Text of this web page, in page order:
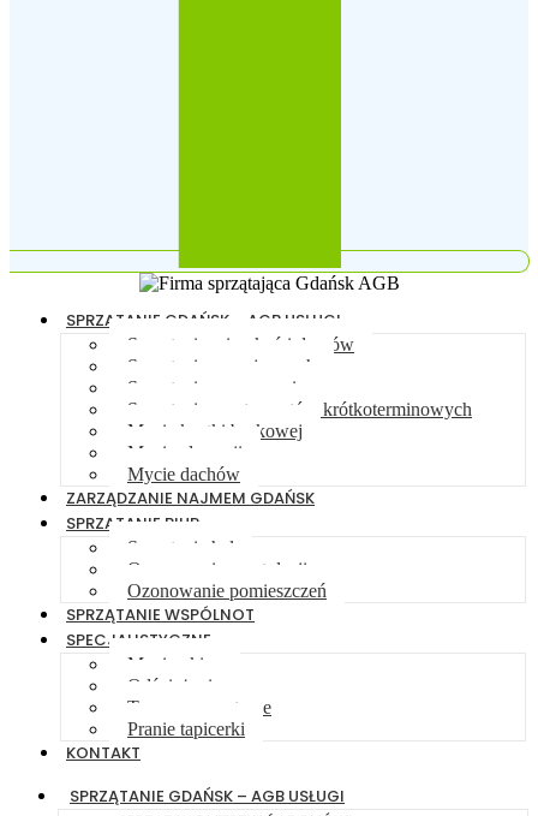
SPRZĄTANIE GDAŃSK – AGB USŁUGI
Sprzątanie mieszkań i domów
Sprzątanie po najemcach
Sprzątanie po remoncie
Sprzątanie apartamentów krótkoterminowych
Mycie kostki brukowej
Mycie elewacji
Mycie dachów
ZARZĄDZANIE NAJMEM GDAŃSK
SPRZĄTANIE BIUR
Sprzątanie hal
Ozonowanie wentylacji
Ozonowanie pomieszczeń
SPRZĄTANIE WSPÓLNOT
SPECJALISTYCZNE
Mycie okien
Odśnieżanie
Tereny zewnętrzne
Pranie tapicerki
KONTAKT
SPRZĄTANIE GDAŃSK – AGB USŁUGI